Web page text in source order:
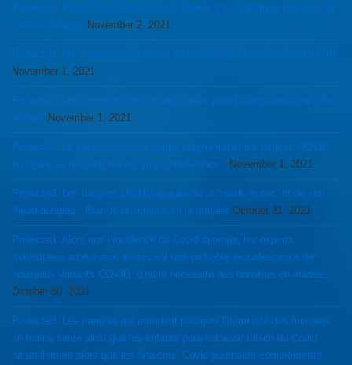
Protected: Pétition de Greta et al, en faveur d’une politique sérieuse du
Climate Change November 2, 2021
Protected: Les carences décisives en matière de complications COVID
November 1, 2021
Protected: Les compléments les plus utiles pour la longévité active des
séniors November 1, 2021
Protected: Le vaccin contre la grippe augmenterait les risques COVID
eu égard au mécanisme du “virus interference”. November 1, 2021
Protected: Les dangers physiologiques de la “metal music” et de son
“head-banging”. État de la science en la matière October 31, 2021
Protected: Alors que l’incidence du Covid diminue, les experts
mainstream américains annoncent une probable recrudescence de
nouveaux variants COVID, d’ou la nécessité des boosters en masse.
October 30, 2021
Protected: Les preuves qui montrent pourquoi l’immunité des humains
en bonne santé ainsi que les enfants peuvent avoir raison du Covid
naturellement alors que les “vaccins” Covid pourraient compromettre